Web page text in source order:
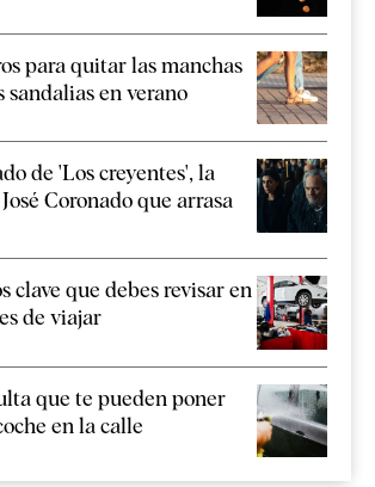
para quitar las manchas
sandalias en verano
de 'Los creyentes', la
Coronado que arrasa
clave que debes revisar en
de viajar
que te pueden poner
en la calle